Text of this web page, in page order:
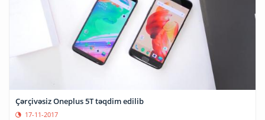
Çərçivəsiz Oneplus 5T təqdim edilib
17-11-2017